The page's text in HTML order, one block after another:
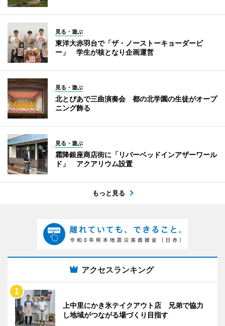
見る・遊ぶ
東洋大赤羽台で「ザ・ノーストーキョーダービ
ー」 学生が核となり企画運営
見る・遊ぶ
北とぴあで三曲演奏会 都の北学園の生徒がオープ
ニング飾る
見る・遊ぶ
霜降銀座商店街に「リバーベッドインアザーワール
ド」 アクアリウム設置
もっと見る
アクセスランキング
上中里にかき氷テイクアウト店 兄弟で協力
し地域がつながる場づくり目指す